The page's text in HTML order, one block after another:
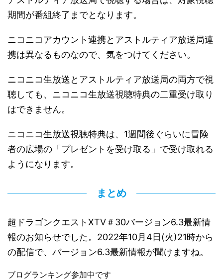
期間が番組終了までとなります。
ニコニコアカウント連携とアストルティア放送局連
携は異なるものなので、気をつけてください。
ニコニコ生放送とアストルティア放送局の両方で視
聴しても、ニコニコ生放送視聴特典の二重受け取り
はできません。
ニコニコ生放送視聴特典は、1週間後ぐらいに冒険
者の広場の「プレゼントを受け取る」で受け取れる
ようになります。
まとめ
超ドラゴンクエストXTV＃30バージョン6.3最新情
報のお知らせでした。2022年10月4日(火)21時から
の配信で、バージョン6.3最新情報が聞けますね。
ブログランキング参加中です